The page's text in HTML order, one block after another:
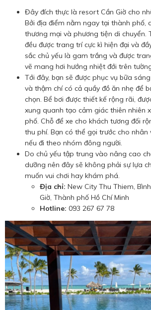
Đây đích thực là resort Cần Giờ cho
Bởi địa điểm nằm ngay tại thành phố,
thương mại và phương tiện di chuyển.
đều được trang trí cực kì hiện đại và
sắc chủ yếu là gam trắng và được
vẽ mang hơi hướng nhiệt đới trên
Tới đây, bạn sẽ được phục vụ bữa
và thậm chí có cả quầy đồ ăn nhẹ để
chọn. Bể bơi được thiết kế rộng rãi,
xung quanh tạo cảm giác thiên nhiên
phố. Chỗ để xe cho khách tương đối
thu phí. Bạn có thể gọi trước cho
nếu đi theo nhóm đông người.
Do chủ yếu tập trung vào nâng cao
dưỡng nên đây sẽ không phải sự lựa
muốn vui chơi hay khám phá.
Địa chỉ: New City Thu Thiem,
Giờ, Thành phố Hồ Chí Minh
Hotline: 093 267 67 78